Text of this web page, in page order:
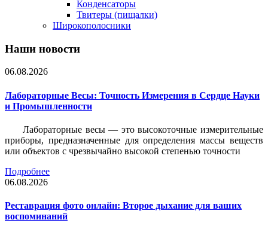
Конденсаторы
Твитеры (пищалки)
Широкополосники
Наши новости
06.08.2026
Лабораторные Весы: Точность Измерения в Сердце Науки
и Промышленности
Лабораторные весы — это высокоточные измерительные
приборы, предназначенные для определения массы веществ
или объектов с чрезвычайно высокой степенью точности
Подробнее
06.08.2026
Реставрация фото онлайн: Второе дыхание для ваших
воспоминаний